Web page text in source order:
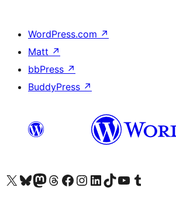
WordPress.com ↗
Matt ↗
bbPress ↗
BuddyPress ↗
Visit our X (formerly Twitter) account
Visit our Bluesky account
Visit our Mastodon account
Visit our Threads account
Visit our Facebook page
Visit our Instagram account
Visit our LinkedIn account
Visit our TikTok account
Näytä YouTube-kanava
Visit our Tumblr account